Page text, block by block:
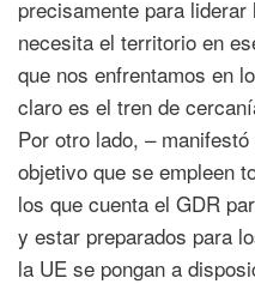
precisamente para
necesita el territorio en
que nos enfrentamos en
claro es el tren de
Por otro lado, –
objetivo que se empleen
los que cuenta el GDR
y estar preparados para
la UE se pongan a